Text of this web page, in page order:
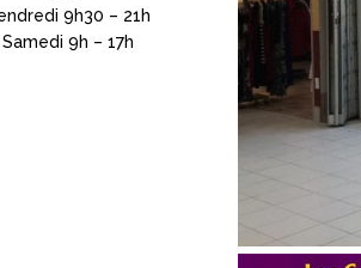
9h30 – 21h
Samedi 9h – 17h